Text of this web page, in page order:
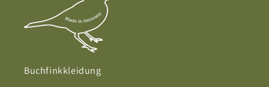
Buchfinkkleidung